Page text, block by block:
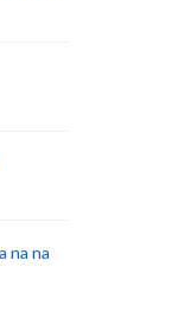
na na